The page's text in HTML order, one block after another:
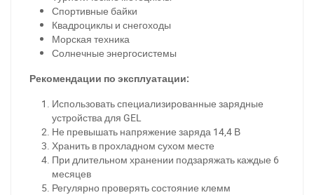
Спортивные байки
Квадроциклы и снегоходы
Морская техника
Солнечные энергосистемы
Рекомендации по эксплуатации:
Использовать специализированные зарядные
устройства для GEL
Не превышать напряжение заряда 14,4 В
Хранить в прохладном сухом месте
При длительном хранении подзаряжать каждые 6
месяцев
Регулярно проверять состояние клемм
(093) 600-51-11
Написати в Viber Написати в Telegram